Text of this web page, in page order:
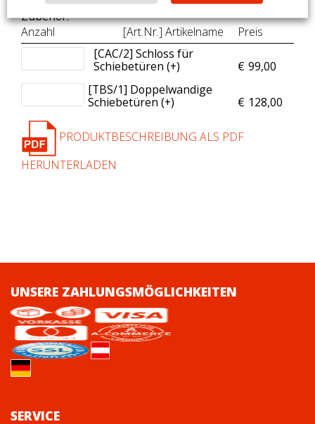
Zubehör:
Anzahl
[Art.Nr.] Artikelname
Preis
[CAC/2] Schloss für
Schiebetüren (+
€ 99,00
)
[TBS/1] Doppelwandige
Schiebetüren (+
€ 128,00
)
PRODUKTBESCHREIBUNG ALS PDF
HERUNTERLADEN
UNSERE ZAHLUNGSMÖGLICHKEITEN
SERVICE